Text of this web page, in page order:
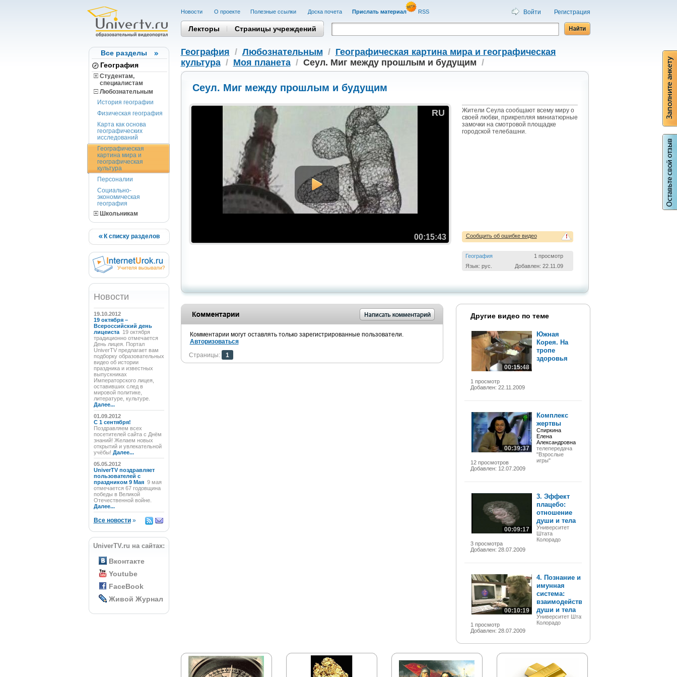
Все разделы
География
Студентам,
cпециалистам
Любознательным
История географии
Физическая география
Карта как основа
географических
исследований
Географическая
картина мира и
географическая
культура
Персоналии
Социально-
экономическая
география
Школьникам
К списку разделов
Новости
19.10.2012
19 октября –
Всероссийский день
лицеиста 19 октября
традиционно отмечается
День лицея. Портал
UniverTV предлагает вам
подборку образовательных
видео об истории
праздника и известных
выпускниках
Императорского лицея,
оставивших след в
мировой политике,
литературе, культуре.
Далее...
01.09.2012
C 1 сентября!
Поздравляем всех
посетителей сайта с Днём
знаний! Желаем новых
открытий и увлекательной
учёбы! Далее...
05.05.2012
UniverTV поздравляет
пользователей с
праздником 9 Мая 9 мая
отмечается 67 годовщина
победы в Великой
Отечественной войне.
Далее...
Все новости»
UniverTV.ru на сайтах:
Вконтакте
Youtube
FaceBook
Живой Журнал
Новости О проекте Полезные cсылки Доска почета Прислать материал RSS Войти Регистрация
Лекторы Страницы учреждений
География / Любознательным / Географическая картина мира и географическая
культура/ Моя планета/ Сеул. Миг между прошлым и будущим /
Сеул. Миг между прошлым и будущим
RU
00:15:43
Жители Сеула сообщают всему миру о
своей любви, прикрепляя миниатюрные
замочки на смотровой площадке
городской телебашни.
!
Сообщить об ошибке видео
География
1 просмотр
Язык: рус.
Добавлен: 22.11.09
Комментарии могут оставлять только зарегистрированные пользователи.
Авторизоваться
Страницы:
1
Другие видео по теме
00:15:48
1 просмотр
Добавлен: 22.11.2009
Южная
Корея. На
тропе
здоровья
00:39:37
12 просмотров
Добавлен: 12.07.2009
Комплекс
жертвы
Спиркина
Елена
Александровна
телепередача
"Взрослые
игры"
00:09:17
3 просмотра
Добавлен: 28.07.2009
3. Эффект
плацебо:
отношение
души и тела
Университет
Штата
Колорадо
00:10:19
1 просмотр
Добавлен: 28.07.2009
4. Познание и
имунная
система:
взаимодействие
души и тела
Университет Штата
Колорадо